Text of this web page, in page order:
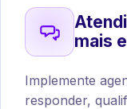
mais
Implemente
responder,